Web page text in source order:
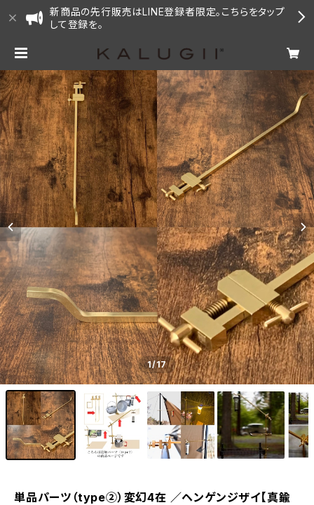
新商品の先行販売はLINE登録者限定。こちらをタップ
して登録を。
1/17
単品パーツ（type②）変幻4在 ／ヘンゲンジザイ【真鍮